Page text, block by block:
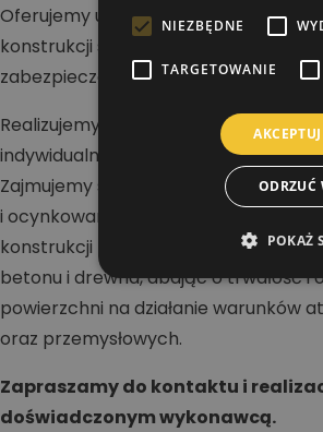
Oferujemy usługi w zakresie
konstrukcji stalowych i betonowych
zabezpieczeń antykorozyjnych i
Realizujemy projekty na terenie całej
indywidualnych, firm i inwestorów
Zajmujemy się renowacją dachów
i ocynkowanych, a także malowaniem
konstrukcji nośnych. Wykonujemy
betonu i drewna, dbając o trwałość i
powierzchni na działanie warunków
oraz przemysłowych.
Zapraszamy do kontaktu i
doświadczonym wykonawcą.
NIEZBĘDNE
TARGETOWANIE
ODRZUĆ
POKAŻ